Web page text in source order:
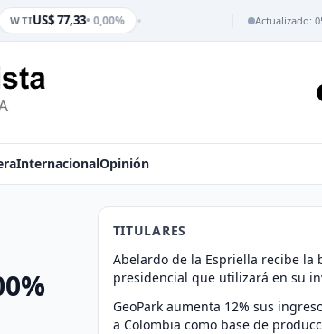
WTIUS$ 77,33• 0,00% Actualizado:
InternacionalOpinión
TITULARES
Abelardo de la Espriella recibe la
presidencial que utilizará en su
GeoPark aumenta 12% sus
a Colombia como base de